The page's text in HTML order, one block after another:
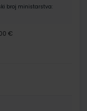
broj ministarstva:
€